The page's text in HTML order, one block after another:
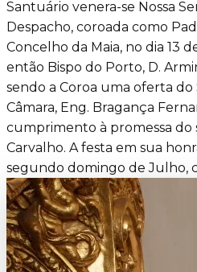
Santuário venera-se Nossa
Despacho, coroada como
Concelho da Maia, no dia 13
então Bispo do Porto, D.
sendo a Coroa uma oferta do
Câmara, Eng. Bragança
cumprimento à promessa do
Carvalho. A festa em sua
segundo domingo de Julho,